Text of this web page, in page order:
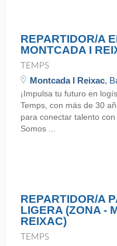
REPARTIDOR/A
MONTCADA I
TEMPS
Montcada I Reixac,
¡Impulsa tu futuro en
Temps, con más de 30
para conectar talento
Somos ...
REPARTIDOR/A
LIGERA (ZONA -
REIXAC)
TEMPS